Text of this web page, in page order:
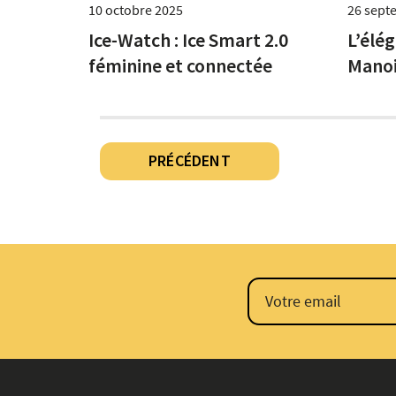
10 octobre 2025
Ice-Watch : Ice Smart 2.0
féminine et connectée
26
Pagination
PRÉCÉDENT